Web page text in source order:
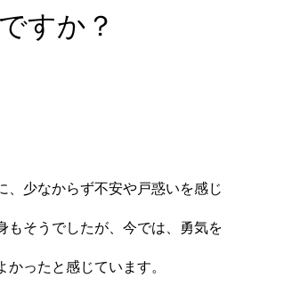
すか？
、少なからず不安や戸惑いを感じ
もそうでしたが、今では、勇気を
ったと感じています。